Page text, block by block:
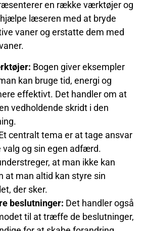
en række værktøjer og
læseren med at bryde
vaner og erstatte dem med
Bogen giver eksempler
kan bruge tid, energi og
effektivt. Det handler om at
vedholdende skridt i den
centralt tema er at tage ansvar
valg og sin egen adfærd.
at man ikke kan
at man altid kan styre sin
der sker.
beslutninger: Det handler også
til at træffe de beslutninger,